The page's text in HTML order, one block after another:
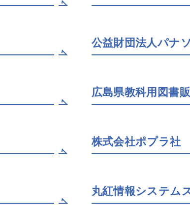
公益財団法人パナ
広島県教科用図書
株式会社ポプラ社
丸紅情報システム